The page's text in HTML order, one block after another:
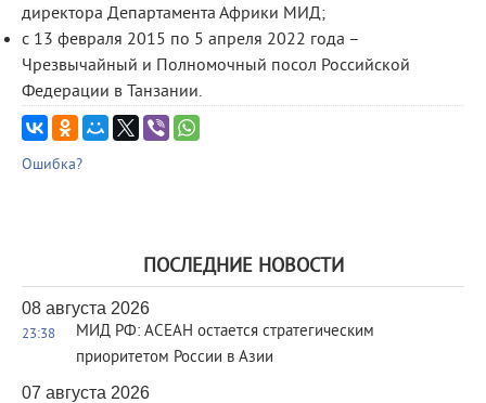
директора Департамента Африки МИД;
с 13 февраля 2015 по 5 апреля 2022 года –
Чрезвычайный и Полномочный посол Российской
Федерации в Танзании.
Ошибка?
ПОСЛЕДНИЕ НОВОСТИ
08 августа 2026
23:38
МИД РФ: АСЕАН остается стратегическим
приоритетом России в Азии
07 августа 2026